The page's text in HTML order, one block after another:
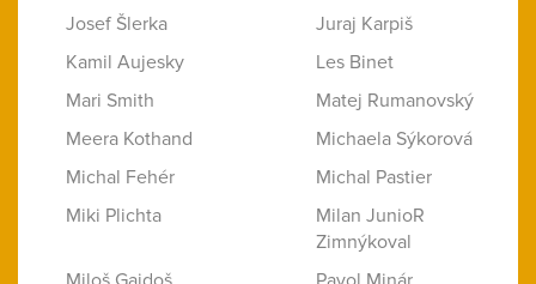
Josef Šlerka
Juraj Karpiš
Kamil Aujesky
Les Binet
Mari Smith
Matej Rumanovský
Meera Kothand
Michaela Sýkorová
Michal Fehér
Michal Pastier
Miki Plichta
Milan JunioR
Zimnýkoval